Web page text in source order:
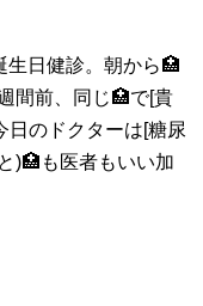
生日健診。朝から🏥
間前、同じ🏥で[貴
日のドクターは[糖尿
)🏥も医者もいい加